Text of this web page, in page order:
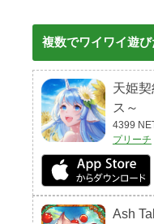
複数でワイワイ遊び
天姫
ス～
4399
プリーチ
Ash